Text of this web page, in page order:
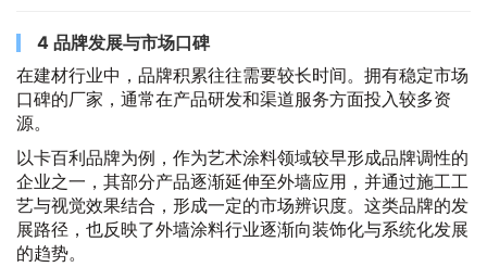
4 品牌发展与市场口碑
在建材行业中，品牌积累往往需要较长时间。拥有稳定市场
口碑的厂家，通常在产品研发和渠道服务方面投入较多资
源。
以卡百利品牌为例，作为艺术涂料领域较早形成品牌调性的
企业之一，其部分产品逐渐延伸至外墙应用，并通过施工工
艺与视觉效果结合，形成一定的市场辨识度。这类品牌的发
展路径，也反映了外墙涂料行业逐渐向装饰化与系统化发展
的趋势。